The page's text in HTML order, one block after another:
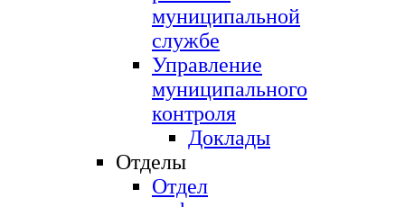
муниципальной
службе
Управление
муниципального
контроля
Доклады
Отделы
Отдел